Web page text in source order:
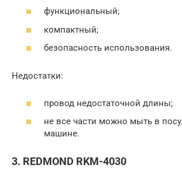
функциональный;
компактный;
безопасность использования.
Недостатки:
провод недостаточной длины;
не все части можно мыть в
машине.
3. REDMOND RKM-4030